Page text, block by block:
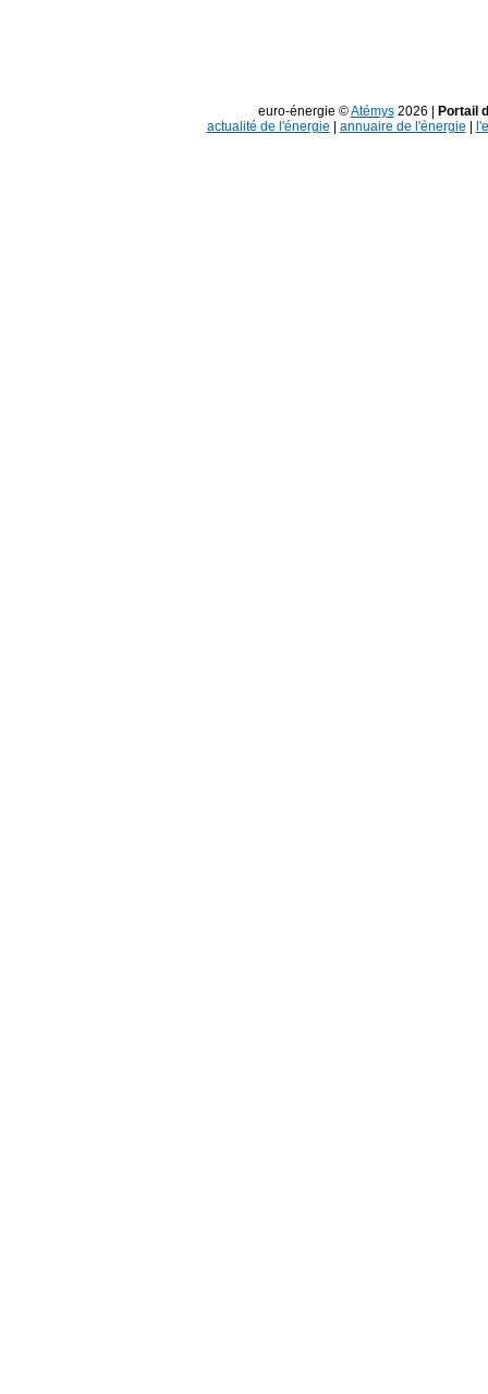
euro-énergie ©Atémys2026 |
Portail
actualité de l'énergie
annuaire de l'énergie